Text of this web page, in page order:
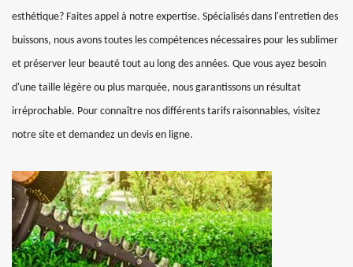
esthétique? Faites appel à notre expertise. Spécialisés dans l'entretien des
buissons, nous avons toutes les compétences nécessaires pour les sublimer
et préserver leur beauté tout au long des années. Que vous ayez besoin
d'une taille légère ou plus marquée, nous garantissons un résultat
irréprochable. Pour connaître nos différents tarifs raisonnables, visitez
notre site et demandez un devis en ligne.